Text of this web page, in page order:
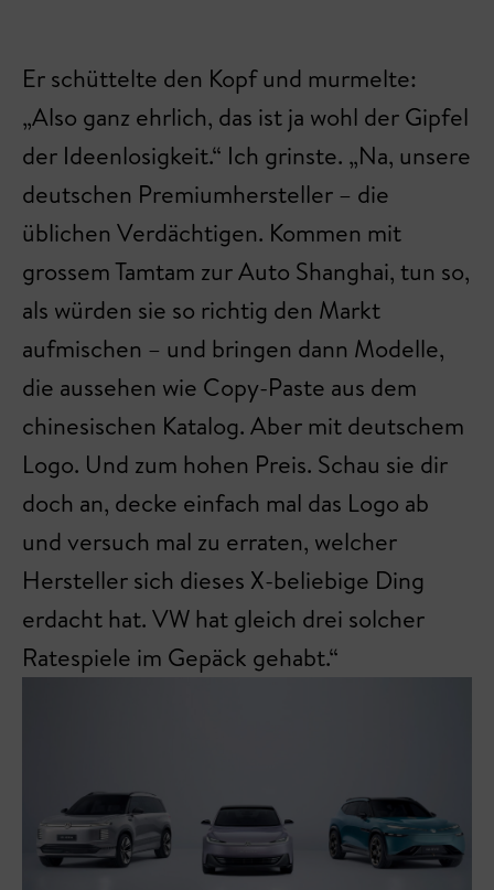
Er schüttelte den Kopf und murmelte:
„Also ganz ehrlich, das ist ja wohl der Gipfel
der Ideenlosigkeit.“ Ich grinste. „Na, unsere
deutschen Premiumhersteller – die
üblichen Verdächtigen. Kommen mit
grossem Tamtam zur Auto Shanghai, tun so,
als würden sie so richtig den Markt
aufmischen – und bringen dann Modelle,
die aussehen wie Copy-Paste aus dem
chinesischen Katalog. Aber mit deutschem
Logo. Und zum hohen Preis. Schau sie dir
doch an, decke einfach mal das Logo ab
und versuch mal zu erraten, welcher
Hersteller sich dieses X-beliebige Ding
erdacht hat. VW hat gleich drei solcher
Ratespiele im Gepäck gehabt.“